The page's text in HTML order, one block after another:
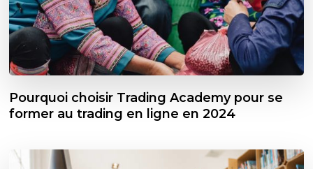
Pourquoi choisir Trading Academy pour se
former au trading en ligne en 2024